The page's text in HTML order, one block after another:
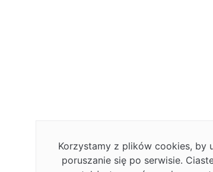
Korzystamy z plików cookies, by
poruszanie się po serwisie.